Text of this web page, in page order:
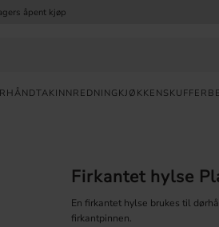
åpent kjøp
INNREDNING KJØKKENSKUFFER
Firkantet hylse
En firkantet hylse brukes til
firkantpinnen.
RASK
LEVERING
30